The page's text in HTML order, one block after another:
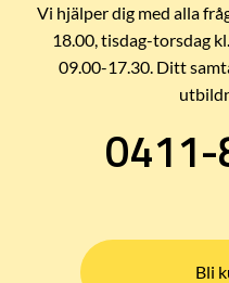
Vi hjälper dig med alla
18.00, tisdag-torsdag
09.00-17.30. Ditt
Bli